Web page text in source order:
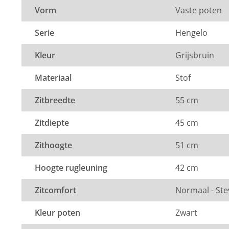
Zeker weten dat dit de kleur is die je zoekt? Vraag dan
stof op via de knop "kleurstaal aanvragen".
Stof
Element stof is een velours stofsoort met een zachte
velours stof krijgt de eetkamerstoel een zeer
De Element stof is geschikt voor zowel een modern als
interieur.
100% PES (polyester)
Wat is polyester?
Polyester is een synthetische vezel die licht,
en isolerend is.
Onderhoud:
Element stof is niet vlambaar en water afstotend. Je
Vorm
Vaste poten
Serie
Hengelo
Kleur
Grijsbruin
Materiaal
Stof
Zitbreedte
55 cm
Zitdiepte
45 cm
Zithoogte
51 cm
Hoogte rugleuning
42 cm
Zitcomfort
Normaal -
Kleur poten
Zwart